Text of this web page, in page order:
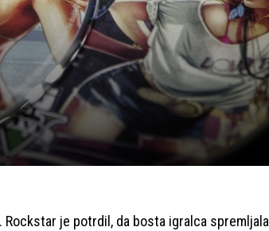
je potrdil, da bosta igralca spremljala